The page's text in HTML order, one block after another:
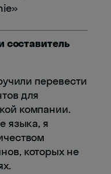
составитель
перевести
для
компании.
языка, я
которых не